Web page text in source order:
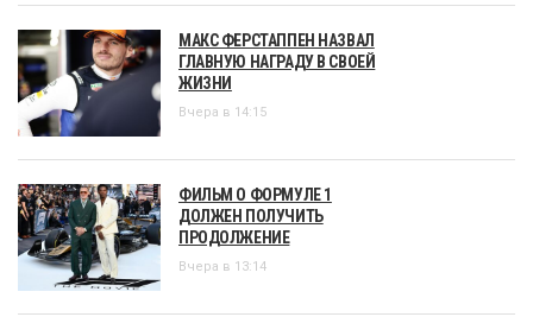
МАКС ФЕРСТАППЕН НАЗВАЛ
ГЛАВНУЮ НАГРАДУ В СВОЕЙ
ЖИЗНИ
Вчера в 14:15
ФИЛЬМ О ФОРМУЛЕ 1
ДОЛЖЕН ПОЛУЧИТЬ
ПРОДОЛЖЕНИЕ
Вчера в 13:14